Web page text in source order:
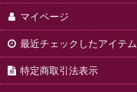
マイページ
最近チェックしたアイテム
特定商取引法表示